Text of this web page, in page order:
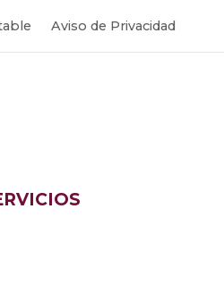
Aviso de Privacidad